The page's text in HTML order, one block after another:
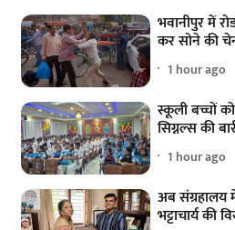
भवानीपुर में
कर सोने की
1 hour ago
स्कूली बच्चों
सिग्नल्स की
1 hour ago
अब संग्रहालय
भट्टाचार्य की